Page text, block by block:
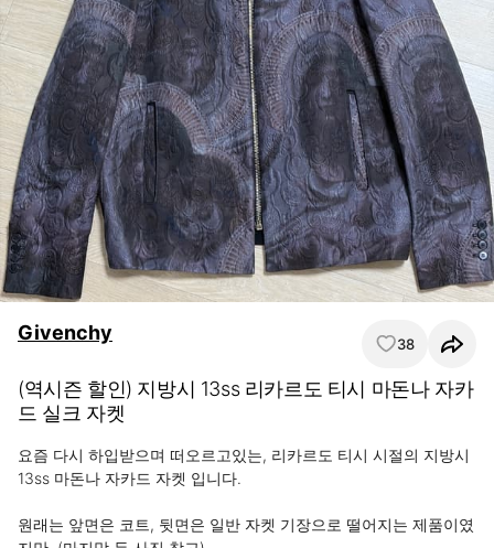
Givenchy 38
(역시즌 할인) 지방시 13ss 리카르도 티시 마돈나 자카
드 실크 자켓
요즘 다시 하입받으며 떠오르고있는, 리카르도 티시 시절의 지방시
13ss 마돈나 자카드 자켓 입니다.
원래는 앞면은 코트, 뒷면은 일반 자켓 기장으로 떨어지는 제품이였